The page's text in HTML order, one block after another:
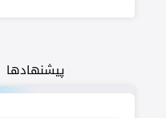
پیشنهادها